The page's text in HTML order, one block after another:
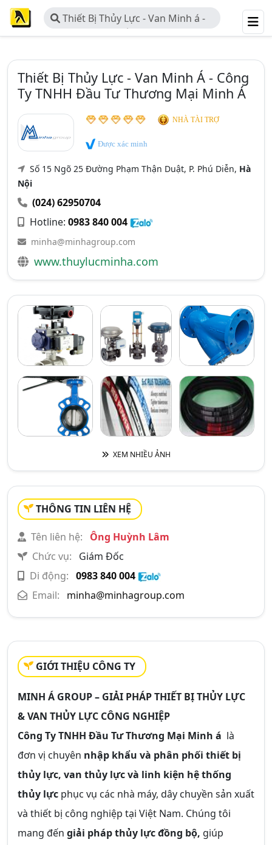
Thiết Bị Thủy Lực - Van Minh á -
Công Ty TNHH Đầu Tư Thương Mại
Thiết Bị Thủy Lực - Van Minh Á - Công
Ty TNHH Đầu Tư Thương Mại Minh Á
NHÀ TÀI TRỢ
Được xác minh
Số 15 Ngõ 25 Đường Phạm Thận Duật, P. Phú Diễn, Hà
Nội
(024) 62950704
Hotline: 0983 840 004
minha@minhagroup.com
www.thuylucminha.com
XEM NHIỀU ẢNH
THÔNG TIN LIÊN HỆ
Tên liên hệ:
Ông Huỳnh Lâm
Chức vụ:
Giám Đốc
Di động: 0983 840 004
Email:
minha@minhagroup.com
GIỚI THIỆU CÔNG TY
MINH Á GROUP – GIẢI PHÁP THIẾT BỊ THỦY LỰC
& VAN THỦY LỰC CÔNG NGHIỆP
Công Ty TNHH Đầu Tư Thương Mại Minh á là
đơn vị chuyên nhập khẩu và phân phối thiết bị
thủy lực, van thủy lực và linh kiện hệ thống
thủy lực phục vụ các nhà máy, dây chuyền sản xuất
và thiết bị công nghiệp tại Việt Nam. Chúng tôi
mang đến giải pháp thủy lực đồng bộ, giúp